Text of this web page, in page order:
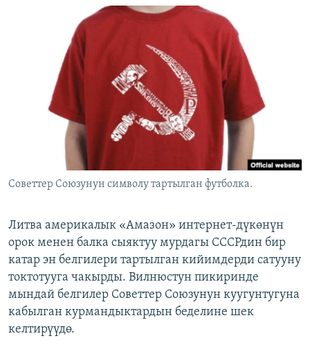
БИЗ ЖАНА ДҮЙНӨ
ЭЖЕ-СИҢДИЛЕР
АЗАТТЫК+
ЫҢГАЙСЫЗ СУРООЛОР
ОНЛАЙН ШЕРИНЕ
ЭЕ/АРнун бардык сайттары
Советтер Союзунун символу тартылган футболка.
Литва америкалык «Амазон» интернет-дүкөнүн
орок менен балка сыяктуу мурдагы СССРдин бир
катар эн белгилери тартылган кийимдерди сатууну
токтотууга чакырды. Вилнюстун пикиринде
мындай белгилер Советтер Союзунун куугунтугуна
кабылган курмандыктардын беделине шек
келтирүүдө.